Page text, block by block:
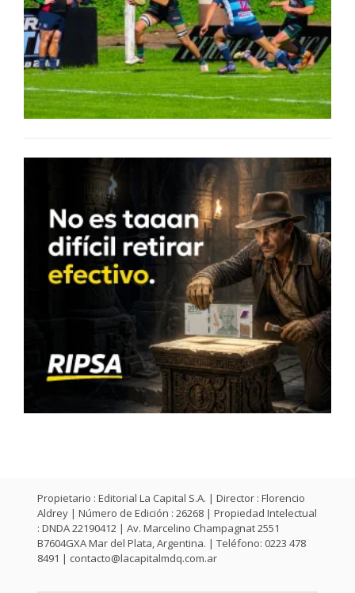
Propietario : Editorial La Capital S.A. | Director : Florencio
Aldrey | Número de Edición : 26268 | Propiedad Intelectual
: DNDA 22190412 | Av. Marcelino Champagnat 2551
B7604GXA Mar del Plata, Argentina. | Teléfono: 0223 478
8491 | contacto@lacapitalmdq.com.ar